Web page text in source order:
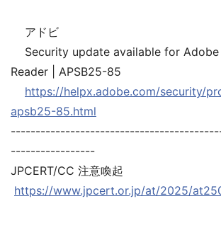
アドビ
Security update available for Adobe
Reader | APSB25-85
https://helpx.adobe.com/security/
apsb25-85.html
-----------------
JPCERT/CC 注意喚起
https://www.jpcert.or.jp/at/2025/